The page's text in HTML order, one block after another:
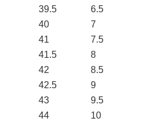
39.5
6.5
40
7
41
7.5
41.5
8
42
8.5
42.5
9
43
9.5
44
10